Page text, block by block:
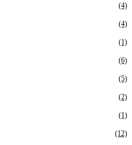
(4)
(4)
(1)
(6)
(5)
(2)
(1)
(12)